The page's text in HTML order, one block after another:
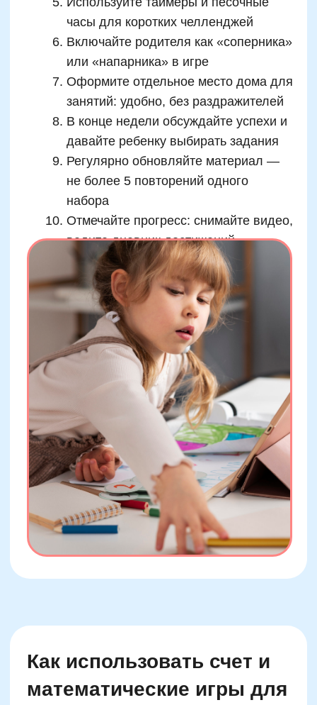
применяются мультизадачные,
междисциплинарные игры: логические
числовой основе (например, «Составь
бюджет проекта»), соревновательные
стратегии с расчетами. Здесь важна не
только игра, но и обсуждение: «Почему ты
выбрал такое решение?», «Можешь ли
объяснить свою стратегию?». Это развивает
метапознание — умение осознавать свои
мыслительные процессы. Без активации
этого навыка дальнейшее обучение в
старшей школе и вузе сильно осложняется.
Учитывая эти особенности, специалисты
Skillzania разработали линейку игр, разбитых
на четыре зоны по возрасту: 4–6, 6–8, 9–11 и
12–14 лет. Каждая игра тестируется на
группе детей соответствующего возраста и
проходит адаптацию по результатам. Такой
подход не только гарантирует результат, но и
снижает риск перегрузки мозговой
деятельности, который может возникнуть при
неправильно подобранных упражнениях.
Родительский гайд по
созданию развивающей
среды с числами и
нейроиграми дома
гораздо важнее внедрить регулярные, но
уравнениями на холодильнике, счетные
следы на полу, номера на лестницах, «банка
задач недели» на кухне. Даже при 5–7
контактах с числовой формой в день мозг